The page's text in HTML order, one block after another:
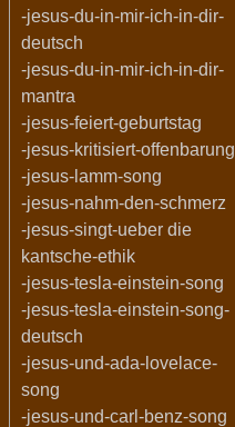
-jesus-du-in-mir-ich-in-dir-
deutsch
-jesus-du-in-mir-ich-in-dir-
mantra
-jesus-feiert-geburtstag
-jesus-kritisiert-offenbarung
-jesus-lamm-song
-jesus-nahm-den-schmerz
-jesus-singt-ueber die
kantsche-ethik
-jesus-tesla-einstein-song
-jesus-tesla-einstein-song-
deutsch
-jesus-und-ada-lovelace-
song
-jesus-und-carl-benz-song